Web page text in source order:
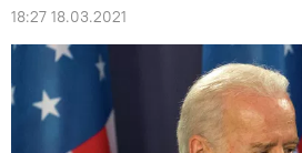
18:27 18.03.2021